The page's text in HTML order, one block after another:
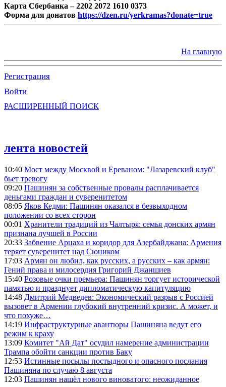
Карта Сбербанка – 2202 2072 1610 0373
Форма для донатов https://dzen.ru/yerkramas?donate=true
На главную
Регистрация
Войти
РАСШИРЕННЫЙ ПОИСК
лента новостей
10:40 Мост между Москвой и Ереваном: "Лазаревский клуб"
бьет тревогу
09:20 Пашинян за собственные провалы расплачивается
деньгами граждан и суверенитетом
08:05 Яков Кедми: Пашинян оказался в безвыходном
положении со всех сторон
00:01 Хранители традиций из Чалтыря: семья донских армян
признана лучшей в России
20:33 Забвение Арцаха и коридор для Азербайджана: Армения
теряет суверенитет над Сюником
17:03 Армян он любил, как русских, а русских – как армян:
Гений права и милосердия Григорий Джаншиев
15:40 Розовые очки премьера: Пашинян торгует исторической
памятью и празднует дипломатическую капитуляцию
14:48 Дмитрий Медведев: Экономический разрыв с Россией
вызовет в Армении глубокий внутренний кризис. А может, и
что похуже…
14:19 Инфраструктурные авантюры Пашиняна ведут его
режим к краху
13:09 Комитет "Ай Дат" осудил намерение администрации
Трампа обойти санкции против Баку
12:53 Истинные посылы постыдного и опасного послания
Пашиняна по случаю 8 августа
12:03 Пашинян нашёл нового виноватого: неожиданное